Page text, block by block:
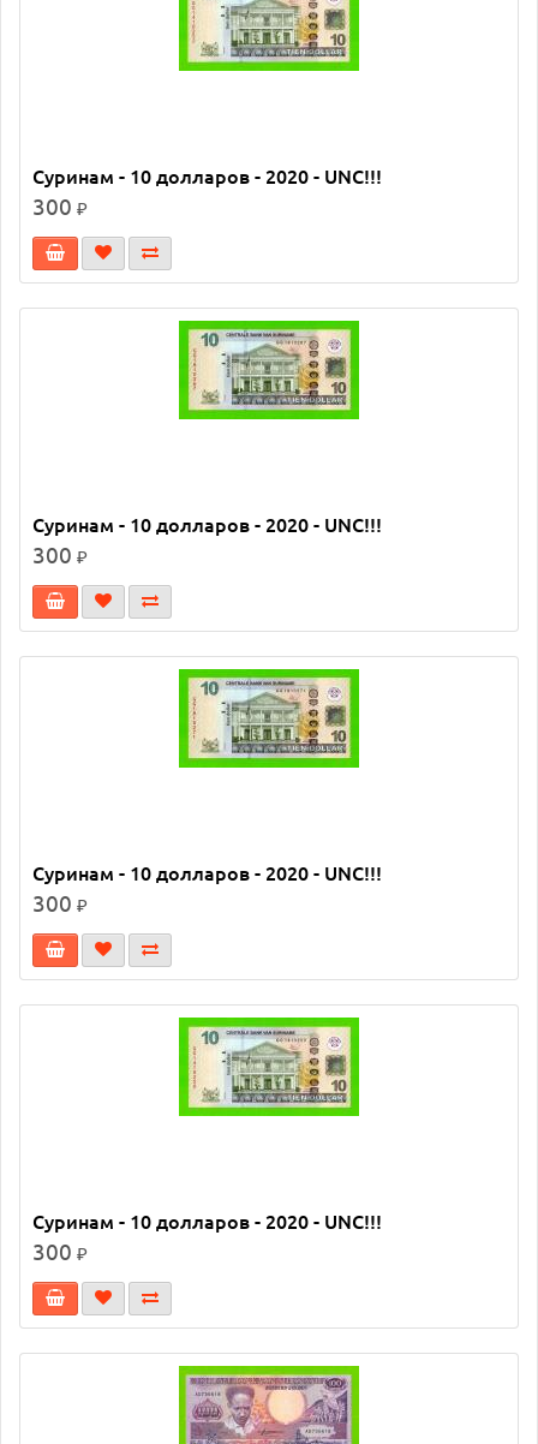
Суринам - 10 долларов - 2020 - UNC!!!
300 ₽
Суринам - 10 долларов - 2020 - UNC!!!
300 ₽
Суринам - 10 долларов - 2020 - UNC!!!
300 ₽
Суринам - 10 долларов - 2020 - UNC!!!
300 ₽